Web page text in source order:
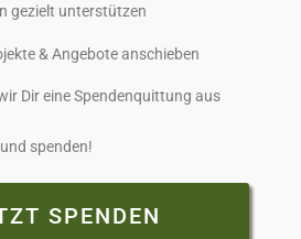
gezielt unterstützen
& Angebote anschieben
Dir eine Spendenquittung aus
spenden!
SPENDEN